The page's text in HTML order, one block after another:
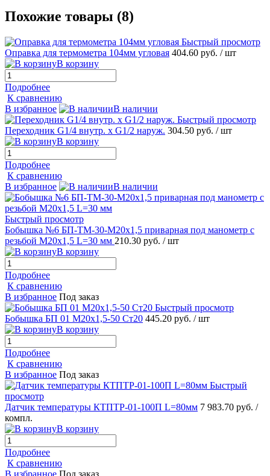
Похожие товары (8)
Быстрый просмотр
Оправка для термометра 104мм угловая 404.60 руб. / шт
В корзину
Подробнее
К сравнению
В избранное
В наличии
Быстрый просмотр
Переходник G1/4 внутр. х G1/2 наруж. 304.50 руб. / шт
В корзину
Подробнее
К сравнению
В избранное
В наличии
Быстрый просмотр
Бобышка №6 БП-ТМ-30-М20х1,5 приварная под манометр с
резьбой М20х1,5 L=30 мм 210.30 руб. / шт
В корзину
Подробнее
К сравнению
В избранное Под заказ
Быстрый просмотр
Бобышка БП 01 М20х1,5-50 Ст20 445.20 руб. / шт
В корзину
Подробнее
К сравнению
В избранное Под заказ
Быстрый
просмотр
Датчик температуры КТПТР-01-100П L=80мм 7 983.70 руб. /
компл.
В корзину
Подробнее
К сравнению
В избранное Под заказ